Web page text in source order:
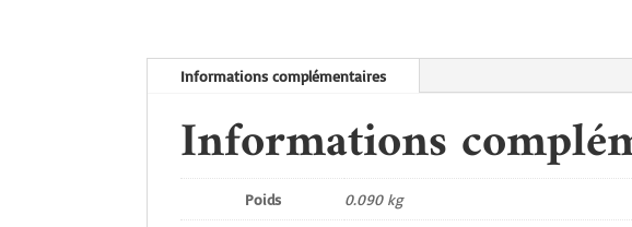
Informations complémentaires
Informations
Poids 0.090 kg